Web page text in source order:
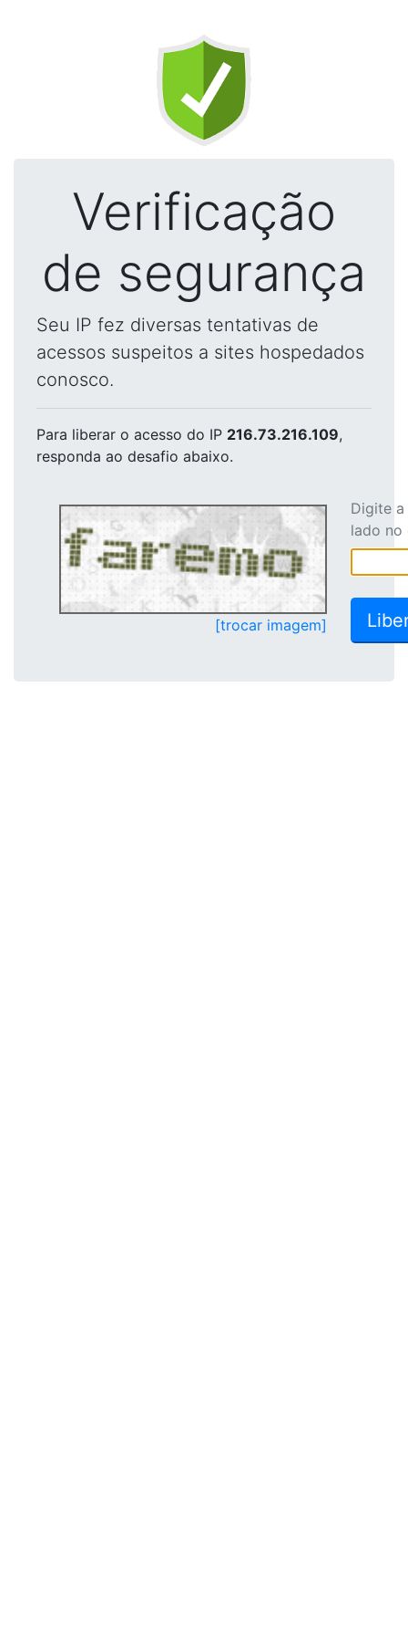
Verificação
de segurança
Seu IP fez diversas tentativas de
acessos suspeitos a sites hospedados
conosco.
Para liberar o acesso do IP 216.73.216.109,
responda ao desafio abaixo.
[trocar imagem]
Digite
lado no